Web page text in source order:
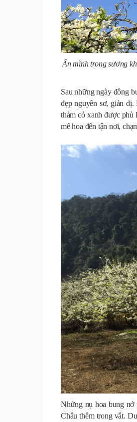
Ẩn mình trong sương
Sau những ngày đông
đẹp nguyên sơ, giản
thảm cỏ xanh được phủ
mê hoa đến tận nơi,
Những nụ hoa bung nở
Châu thêm trong vắt.